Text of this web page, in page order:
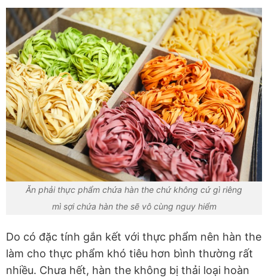
Ăn phải thực phẩm chứa hàn the chứ không cứ gì riêng
mì sợi chứa hàn the sẽ vô cùng nguy hiểm
Do có đặc tính gắn kết với thực phẩm nên hàn the
làm cho thực phẩm khó tiêu hơn bình thường rất
nhiều. Chưa hết, hàn the không bị thải loại hoàn